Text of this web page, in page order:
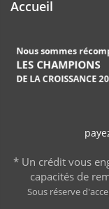
Accueil
* Un crédit vous
capacités de
Sous réserve